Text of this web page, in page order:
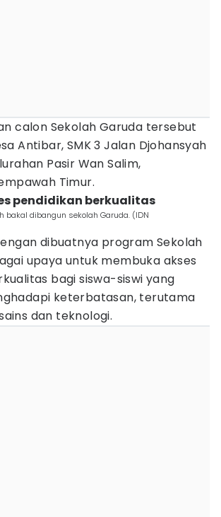
calon Sekolah Garuda tersebut
Antibar, SMK 3 Jalan Djohansyah
Pasir Wan Salim,
Timur.
pendidikan berkualitas
bakal dibangun sekolah Garuda. (IDN
dibuatnya program Sekolah
upaya untuk membuka akses
bagi siswa-siswi yang
keterbatasan, terutama
dan teknologi.